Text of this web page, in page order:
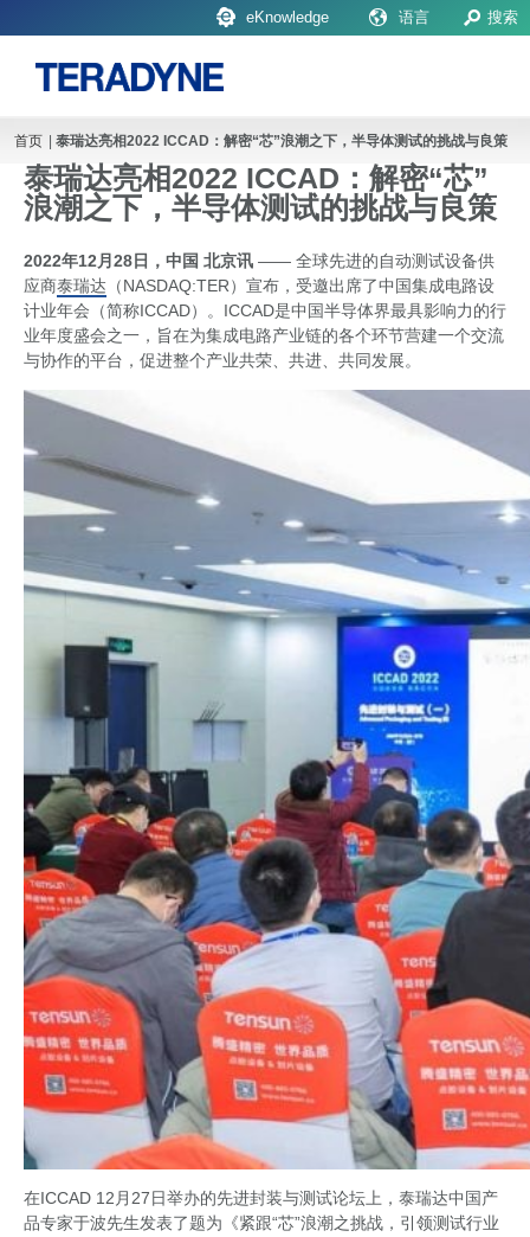
eKnowledge 语言 搜索
首页 泰瑞达亮相2022 ICCAD：解密“芯”浪潮之下，半导体测试的挑战与良策
泰瑞达亮相2022 ICCAD：解密“芯”
浪潮之下，半导体测试的挑战与良策
2022年12 月 28日，中国 北京讯 —— 全球先进的自动测试设备供
应商泰瑞达 （NASDAQ:TER）宣布，受邀出席了中国集成电路设
计业年会（简称ICCAD）。ICCAD是中国半导体界最具影响力的行
业年度盛会之一，旨在为集成电路产业链的各个环节营建一个交流
与协作的平台，促进整个产业共荣、共进、共同发展。
在ICCAD 12月27日举办的先进封装与测试论坛上，泰瑞达中国产
品专家于波先生发表了题为《紧跟“芯”浪潮之挑战，引领测试行业